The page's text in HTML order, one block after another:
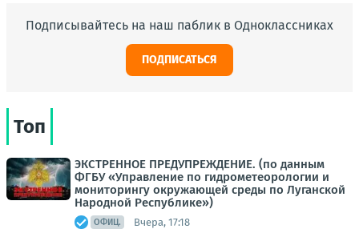
Подписывайтесь на наш паблик в Одноклассниках
ПОДПИСАТЬСЯ
Топ
ЭКСТРЕННОЕ ПРЕДУПРЕЖДЕНИЕ. (по данным
ФГБУ «Управление по гидрометеорологии и
мониторингу окружающей среды по Луганской
Народной Республике»)
ОФИЦ. Вчера, 17:18